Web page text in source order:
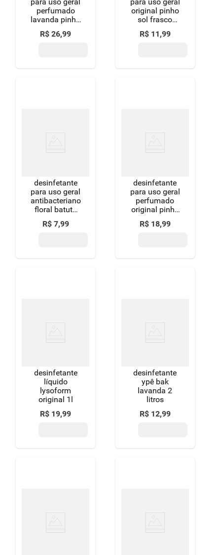
perfumado
lavanda pinho
sol frasco
1,75l
R$ 26,99
original pinho
sol frasco
500ml
R$ 11,99
desinfetante
para uso geral
antibacteriano
floral batuta
frasco 2l
R$ 7,99
desinfetante
para uso geral
perfumado
original pinho
sol frasco 1l
R$ 18,99
desinfetante
líquido
lysoform
original 1l
R$ 19,99
desinfetante
ypê bak
lavanda 2
litros
R$ 12,99